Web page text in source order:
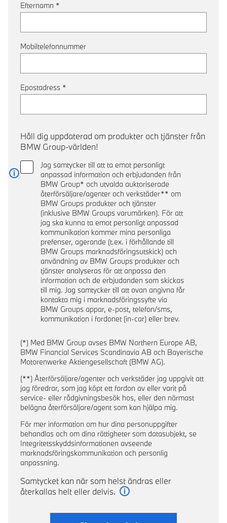
Efternamn *
Mobiltelefonnummer
Epostadress *
Håll dig uppdaterad om produkter och tjänster från
BMW Group-världen!
Jag samtycker till att ta emot personligt
anpassad information och erbjudanden från
BMW Group* och utvalda auktoriserade
återförsäljare/agenter och verkstäder** om
BMW Groups produkter och tjänster
(inklusive BMW Groups varumärken). För att
jag ska kunna ta emot personligt anpassad
kommunikation kommer mina personliga
prefenser, agerande (t.ex. i förhållande till
BMW Groups marknadsföringsutskick) och
användning av BMW Groups produkter och
tjänster analyseras för att anpassa den
information och de erbjudanden som skickas
till mig. Jag samtycker till att ovan angivna får
kontakta mig i marknadsföringssyfte via
BMW Groups appar, e-post, telefon/sms,
kommunikation i fordonet (in-car) eller brev.
Läs mer
(*) Med BMW Group avses BMW Northern Europe AB,
BMW Financial Services Scandinavia AB och Bayerische
Motorenwerke Aktiengesellschaft (BMW AG).
(**) Återförsäljare/agenter och verkstäder jag uppgivit att
jag föredrar, som jag köpt ett fordon av eller varit på
service- eller rådgivningsbesök hos, eller den närmast
belägna återförsäljare/agent som kan hjälpa mig.
För mer information om hur dina personuppgifter
behandlas och om dina rättigheter som datasubjekt, se
Integritetsskyddsinformationen avseende
marknadsföringskommunikation och personlig
anpassning.
Samtycket kan när som helst ändras eller
återkallas helt eller delvis.